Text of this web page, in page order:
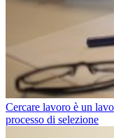
Cercare lavoro è un
processo di selezione